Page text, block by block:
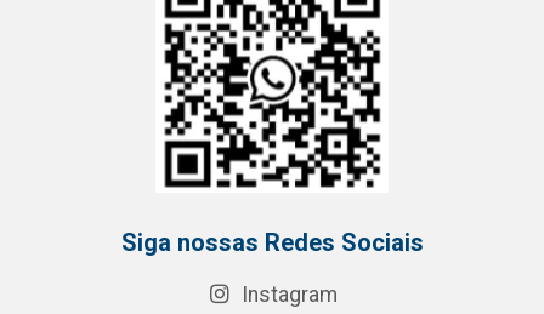
Siga nossas Redes Sociais
Instagram